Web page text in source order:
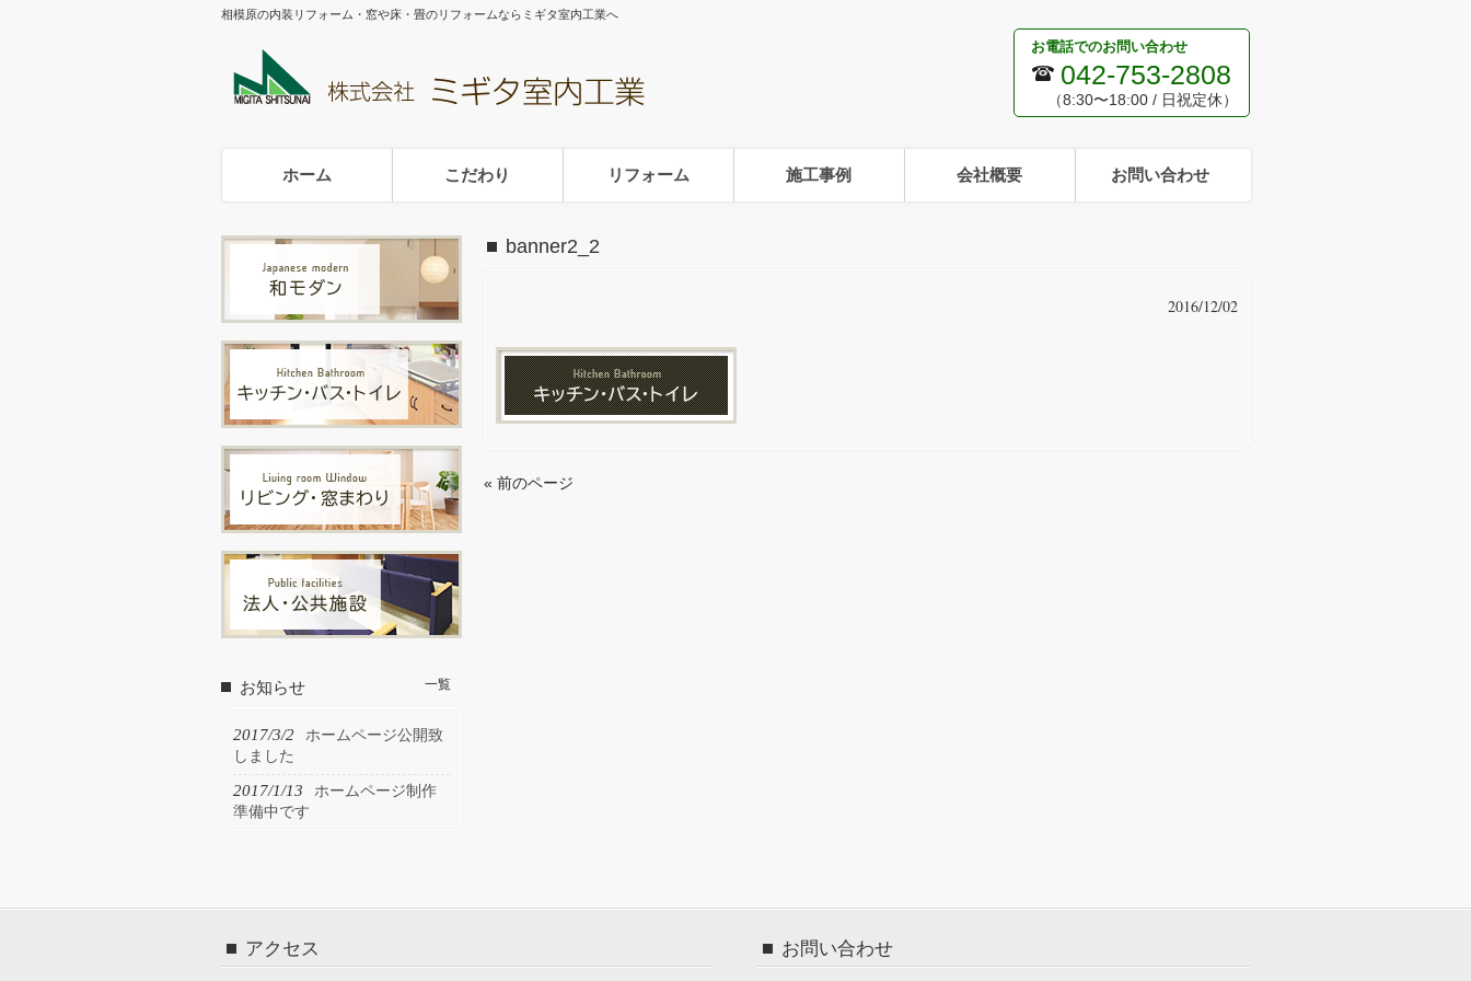
相模原の内装リフォーム・窓や床・畳のリフォームならミギタ室内工業へ
お電話でのお問い合わせ
042-753-2808
（8:30〜18:00 / 日祝定休）
ホーム こだわり リフォーム 施工事例 会社概要 お問い合わせ
banner2_2
2016/12/02
« 前のページ
お知らせ 一覧
2017/3/2
ホームページ公開致
しました
2017/1/13
ホームページ制作
準備中です
アクセス お問い合わせ